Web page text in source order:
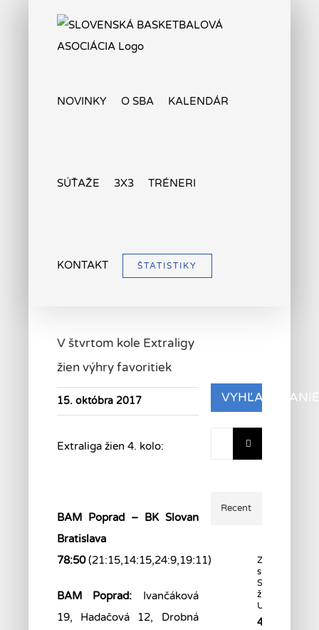
NOVINKY O SBA KALENDÁR
SÚŤAŽE 3X3 TRÉNERI
KONTAKT ŠTATISTIKY
V štvrtom kole Extraligy
žien výhry favoritiek
15. októbra 2017
Extraliga žien 4. kolo:
BAM Poprad – BK Slovan
Bratislava
78:50(21:15,14:15,24:9,19:11)
BAM Poprad: Ivančáková
19, Hadačová 12, Drobná
VYHĽADÁVANIE
Recent
Začala
súťaž
Starších
žiačok
U15.
4.